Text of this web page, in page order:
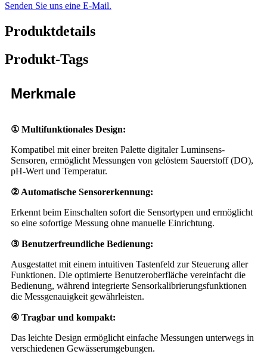
Senden Sie uns eine E-Mail.
Produktdetails
Produkt-Tags
Merkmale
① Multifunktionales Design:
Kompatibel mit einer breiten Palette digitaler Luminsens-
Sensoren, ermöglicht Messungen von gelöstem Sauerstoff (DO),
pH-Wert und Temperatur.
② Automatische Sensorerkennung:
Erkennt beim Einschalten sofort die Sensortypen und ermöglicht
so eine sofortige Messung ohne manuelle Einrichtung.
③ Benutzerfreundliche Bedienung:
Ausgestattet mit einem intuitiven Tastenfeld zur Steuerung aller
Funktionen. Die optimierte Benutzeroberfläche vereinfacht die
Bedienung, während integrierte Sensorkalibrierungsfunktionen
die Messgenauigkeit gewährleisten.
④ Tragbar und kompakt:
Das leichte Design ermöglicht einfache Messungen unterwegs in
verschiedenen Gewässerumgebungen.